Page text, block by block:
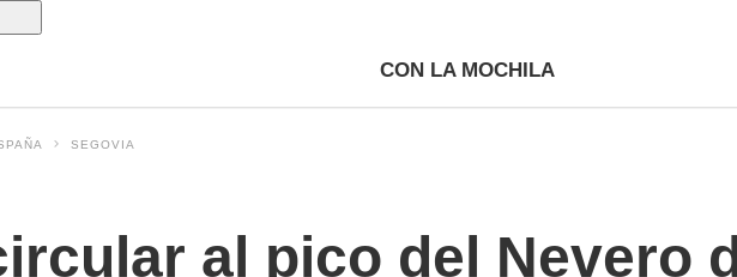
CON LA MOCHILA
SEGOVIA
al pico del Nevero